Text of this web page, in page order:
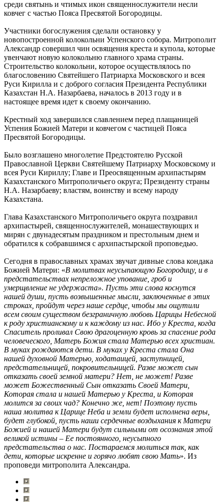
среди святынь и чтимых икон священнослужители несли
ковчег с частью Пояса Пресвятой Богородицы.
Участники богослужения сделали остановку у
новопостроенной колокольни Успенского собора. Митрополит
Александр совершил чин освящения креста и купола, которые
увенчают новую колокольню главного храма страны.
Строительство колокольни, которое осуществлялось по
благословению Святейшего Патриарха Московского и всея
Руси Кирилла и с доброго согласия Президента Республики
Казахстан Н.А. Назарбаева, началось в 2013 году и в
настоящее время идет к своему окончанию.
Крестный ход завершился славлением перед плащаницей
Успения Божией Матери и ковчегом с частицей Пояса
Пресвятой Богородицы.
Было возглашено многолетие Предстоятелю Русской
Православной Церкви Святейшему Патриарху Московскому и
всея Руси Кириллу; Главе и Преосвященным архипастырям
Казахстанского Митрополичьего округа; Президенту страны
Н.А. Назарбаеву; властям, воинству и всему народу
Казахстана.
Глава Казахстанского Митрополичьего округа поздравил
архипастырей, священнослужителей, монашествующих и
мирян с двунадесятым праздником и престольным днем и
обратился к собравшимся с архипастырской проповедью.
Сегодня в православных храмах звучат дивные слова кондака
Божией Матери: «В молитвах неусыпающую Богородицу, и в
предстательствах непреложное упование, гроб и
умерщвление не удержаста». Пусть эти слова коснутся
нашей души, пусть возвышенные мысли, заключенные в этих
строках, пройдут через наше сердце, чтобы мы ощутили
всем своим существом безграничную любовь Царицы Небесной
к роду христианскому и к каждому из нас. Ибо у Креста, когда
Спаситель проливал Свою драгоценную кровь за спасение рода
человеческого, Матерь Божия стала Матерью всех христиан.
В муках рождаются дети. В муках у Креста стала Она
нашей духовной Матерью, ходатаицей, заступницей,
предстательницей, покровительницей. Разве может сын
отказать своей земной матери? Нет, не может! Разве
может Божественный Сын отказать Своей Матери,
Которая стала и нашей Матерью у Креста, и Которая
молится за своих чад? Конечно же, нет! Поэтому пусть
наша молитва к Царице Неба и земли будет исполнена веры,
будет глубокой, пусть наши сердечные воздыхания к Матери
Божией и нашей Матери будут сильными от осознания этой
великой истины – Ее постоянного, неусыпного
предстательства о нас. Постараемся молиться так, как
дети, которые искренне и горячо любят свою Мать». Из
проповеди митрополита Александра.